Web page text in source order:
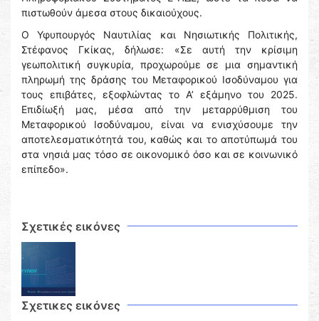
πιστωθούν άμεσα στους δικαιούχους.
Ο Υφυπουργός Ναυτιλίας και Νησιωτικής Πολιτικής,
Στέφανος Γκίκας, δήλωσε: «Σε αυτή την κρίσιμη
γεωπολιτική συγκυρία, προχωρούμε σε μια σημαντική
πληρωμή της δράσης του Μεταφορικού Ισοδύναμου για
τους επιβάτες, εξοφλώντας το Α’ εξάμηνο του 2025.
Επιδίωξή μας, μέσα από την μεταρρύθμιση του
Μεταφορικού Ισοδύναμου, είναι να ενισχύσουμε την
αποτελεσματικότητά του, καθώς και το αποτύπωμά του
στα νησιά μας τόσο σε οικονομικό όσο και σε κοινωνικό
επίπεδο».
Σχετικές εικόνες
Σχετικες εικόνες